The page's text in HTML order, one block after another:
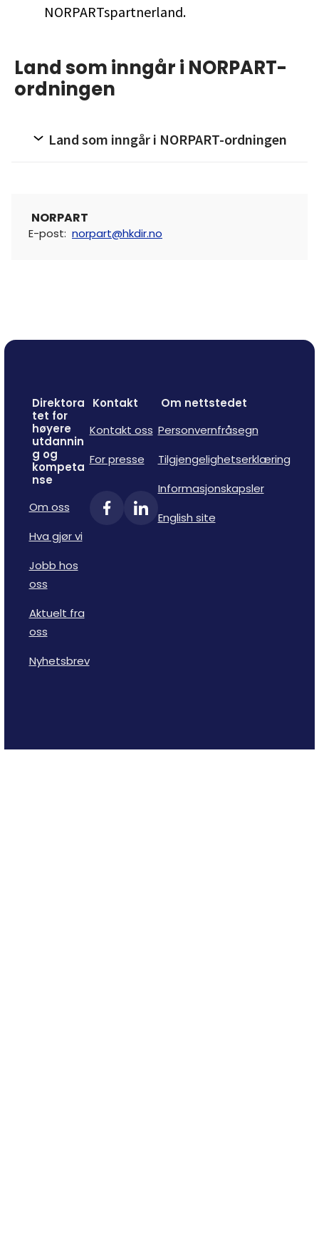
NORPARTspartnerland.
Land som inngår i NORPART-
ordningen
Land som inngår i NORPART-ordningen
NORPART
E-post: norpart@hkdir.no
Direktora
tet for
høyere
utdannin
g og
kompeta
nse
Om oss
Hva gjør vi
Jobb hos
oss
Aktuelt fra
oss
Nyhetsbrev
Kontakt
Kontakt oss
For presse
Om nettstedet
Personvernfråsegn
Tilgjengelighetserklæring
Informasjonskapsler
English site